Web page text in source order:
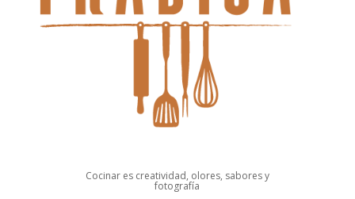
Cocinar es creatividad, olores, sabores y
fotografía